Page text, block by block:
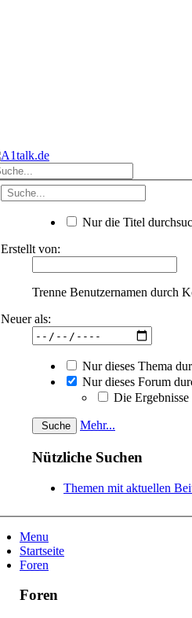
Nur die Titel
Erstellt von:
Trenne Benutzernamen durch
Neuer als:
Nur dieses Thema
Nur dieses Forum
Die Ergebnisse
Mehr...
Nützliche Suchen
Themen mit aktuellen
Menu
Startseite
Foren
Foren